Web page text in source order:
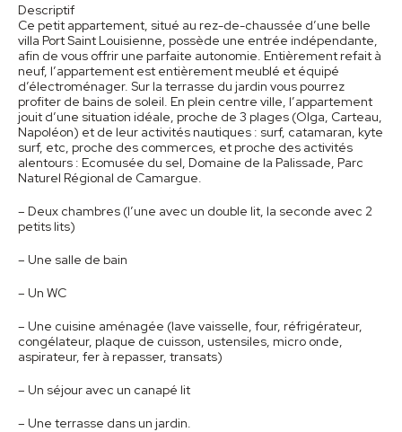
Descriptif
Ce petit appartement, situé au rez-de-chaussée d’une belle
villa Port Saint Louisienne, possède une entrée indépendante,
afin de vous offrir une parfaite autonomie. Entièrement refait à
neuf, l’appartement est entièrement meublé et équipé
d’électroménager. Sur la terrasse du jardin vous pourrez
profiter de bains de soleil. En plein centre ville, l’appartement
jouit d’une situation idéale, proche de 3 plages (Olga, Carteau,
Napoléon) et de leur activités nautiques : surf, catamaran, kyte
surf, etc, proche des commerces, et proche des activités
alentours : Ecomusée du sel, Domaine de la Palissade, Parc
Naturel Régional de Camargue.
– Deux chambres (l’une avec un double lit, la seconde avec 2
petits lits)
– Une salle de bain
– Un WC
– Une cuisine aménagée (lave vaisselle, four, réfrigérateur,
congélateur, plaque de cuisson, ustensiles, micro onde,
aspirateur, fer à repasser, transats)
– Un séjour avec un canapé lit
– Une terrasse dans un jardin.